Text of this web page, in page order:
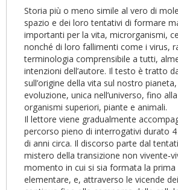
Storia più o meno simile al vero di
spazio e dei loro tentativi di formare
importanti per la vita, microrganismi,
nonché di loro fallimenti come i virus,
terminologia comprensibile a tutti,
intenzioni dell’autore. Il testo è tratto
sull’origine della vita sul nostro
evoluzione, unica nell’universo, fino
organismi superiori, piante e animali.
Il lettore viene gradualmente
percorso pieno di interrogativi durato
di anni circa. Il discorso parte dal
mistero della transizione non
momento in cui si sia formata la prima
elementare, e, attraverso le vicende